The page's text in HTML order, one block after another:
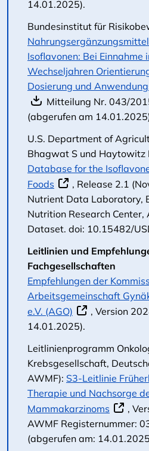
14.01.2025).
Bundesinstitut für
Isoflavonen: Bei Einnahme
Wechseljahren
Dosierung und
Mitteilung Nr. 043/
(abgerufen am
U.S. Department of
Bhagwat S und Haytowitz
Database for the
Foods
, Release 2.1
Nutrient Data Laboratory,
Nutrition Research Center,
Dataset. doi: 10.15482/
Leitlinien und
Fachgesellschaften
Empfehlungen der
Arbeitsgemeinschaft
e.V. (AGO)
, Version
14.01.2025).
Leitlinienprogramm
Krebsgesellschaft,
AWMF): S3-Leitlinie
Therapie und Nachsorge
Mammakarzinoms
,
AWMF Registernummer:
(abgerufen am: